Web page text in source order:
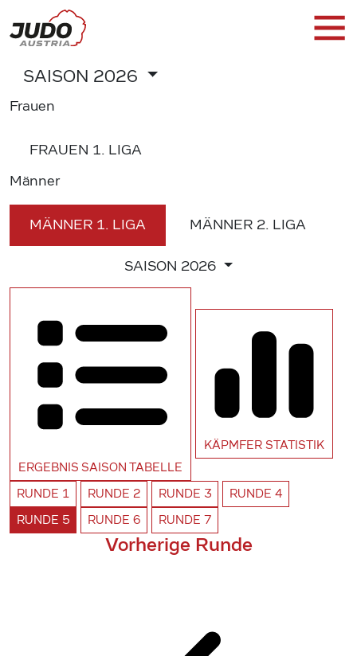
SAISON 2026
Frauen
FRAUEN 1. LIGA
Männer
MÄNNER 1. LIGA MÄNNER 2. LIGA
SAISON 2026
ERGEBNIS SAISON TABELLE
KÄPMFER STATISTIK
RUNDE 1 RUNDE 2 RUNDE 3 RUNDE 4
RUNDE 5 RUNDE 6 RUNDE 7
Vorherige Runde